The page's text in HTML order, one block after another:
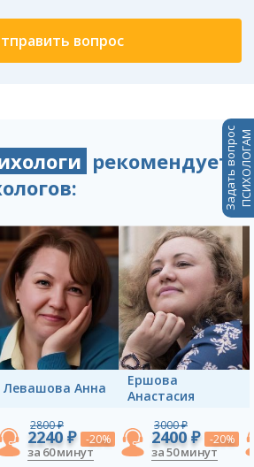
рекомендует
Левашова Анна
2800 ₽
2240 ₽ -20%
за 60 минут
Ершова
Анастасия
3000 ₽
2400 ₽ -20%
за 50 минут
Задать вопросПСИХОЛОГАМ